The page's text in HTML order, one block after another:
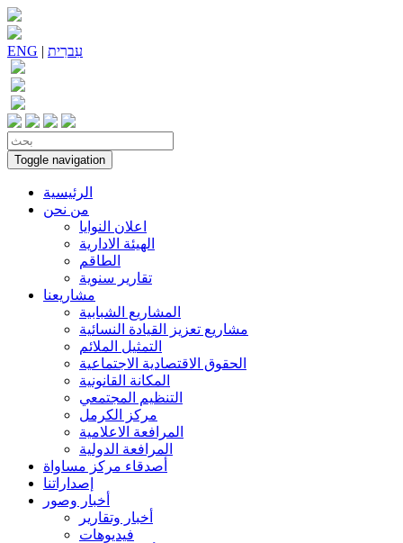
ENG | עִברִית
Toggle navigation
الرئيسية
من نحن
اعلان النوايا
الهيئة الادارية
الطاقم
تقارير سنوية
مشاريعنا
المشاريع الشبابية
مشاريع تعزيز القيادة النسائية
التمثيل الملائم
الحقوق الاقتصادية الاجتماعية
المكانة القانونية
التنظيم المجتمعي
مركز الكرمل
المرافعة الاعلامية
المرافعة الدولية
أصدقاء مركز مساواة
إصداراتنا
أخبار وصور
أخبار وتقارير
فيديوهات